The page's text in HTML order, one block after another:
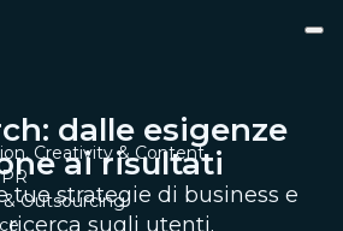
Creativity & Content
Outsourcing
dalle esigenze
ai risultati
tue strategie di business e
sugli utenti.